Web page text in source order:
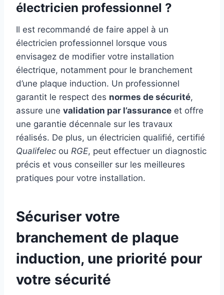
électricien professionnel ?
Il est recommandé de faire appel à un
électricien professionnel lorsque vous
envisagez de modifier votre installation
électrique, notamment pour le branchement
d’une plaque induction. Un professionnel
garantit le respect des normes de sécurité,
assure une validation par l’assurance et offre
une garantie décennale sur les travaux
réalisés. De plus, un électricien qualifié, certifié
Qualifelec ou RGE, peut effectuer un diagnostic
précis et vous conseiller sur les meilleures
pratiques pour votre installation.
Sécuriser votre
branchement de plaque
induction, une priorité pour
votre sécurité